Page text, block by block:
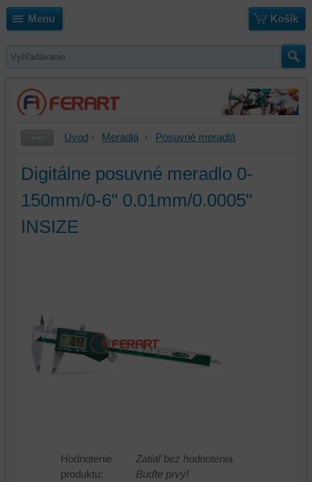
Menu Košík
Úvod Meradlá Posuvné meradlá
Digitálne posuvné meradlo 0-
150mm/0-6" 0.01mm/0.0005"
INSIZE
Hodnotenie
produktu:
Zatiaľ bez hodnotenia.
Buďte prvý!